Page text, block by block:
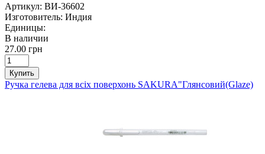
Артикул: ВИ-36602
Изготовитель: Индия
Единицы:
В наличии
27.00 грн
Купить
Ручка гелева для всіх поверхонь SAKURA"Глянсовий(Glaze)